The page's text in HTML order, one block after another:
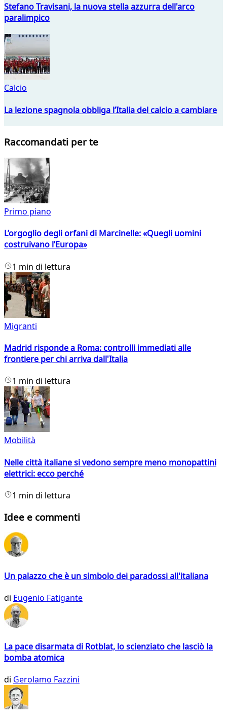
Stefano Travisani, la nuova stella azzurra dell'arco
paralimpico
Calcio
La lezione spagnola obbliga l’Italia del calcio a cambiare
Raccomandati per te
Primo piano
L’orgoglio degli orfani di Marcinelle: «Quegli uomini
costruivano l’Europa»
1 min di lettura
Migranti
Madrid risponde a Roma: controlli immediati alle
frontiere per chi arriva dall'Italia
1 min di lettura
Mobilità
Nelle città italiane si vedono sempre meno monopattini
elettrici: ecco perché
1 min di lettura
Idee e commenti
Un palazzo che è un simbolo dei paradossi all'italiana
di Eugenio Fatigante
La pace disarmata di Rotblat, lo scienziato che lasciò la
bomba atomica
di Gerolamo Fazzini